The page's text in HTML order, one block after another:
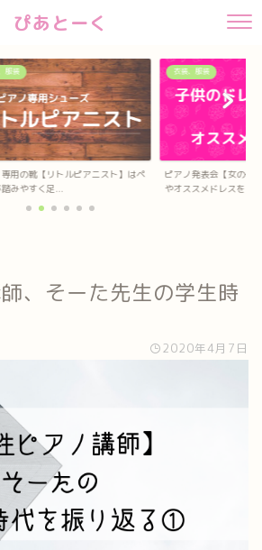
ぴあとーく
服装
用の靴【リトルピアニスト】はペ
みやすく足...
衣装、服装
ピアノ発表会【女の子
やオススメドレスを...
、そーた先生の学生時
2020年4月7日